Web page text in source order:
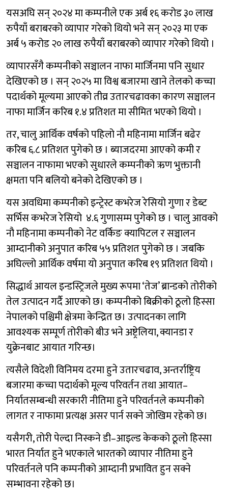
यसअघि सन् २०२४ मा कम्पनीले एक अर्ब १६ करोड ३० लाख
रुपैयाँ बराबरको व्यापार गरेको थियो भने सन् २०२३ मा एक
अर्ब ५ करोड २० लाख रुपैयाँ बराबरको व्यापार गरेको थियो ।
व्यापारसँगै कम्पनीको सञ्चालन नाफा मार्जिनमा पनि सुधार
देखिएको छ । सन् २०२५ मा विश्व बजारमा खाने तेलको कच्चा
पदार्थको मूल्यमा आएको तीव्र उतारचढावका कारण सञ्चालन
नाफा मार्जिन करिब १.४ प्रतिशत मा सीमित भएको थियो ।
तर, चालु आर्थिक वर्षको पहिलो नौ महिनामा मार्जिन बढेर
करिब ६.८ प्रतिशत पुगेको छ । ब्याजदरमा आएको कमी र
सञ्चालन नाफामा भएको सुधारले कम्पनीको ऋण भुक्तानी
क्षमता पनि बलियो बनेको देखिएको छ ।
यस अवधिमा कम्पनीको इन्ट्रेस्ट कभरेज रेसियो गुणा र डेब्ट
सर्भिस कभरेज रेसियो ४.६ गुणासम्म पुगेको छ । चालु आवको
नौ महिनामा कम्पनीको नेट वर्किङ क्यापिटल र सञ्चालन
आम्दानीको अनुपात करिब ५५ प्रतिशत पुगेको छ । जबकि
अघिल्लो आर्थिक वर्षमा यो अनुपात करिब १९ प्रतिशत थियो ।
सिद्धार्थ आयल इन्डस्ट्रिजले मुख्य रूपमा ‘तेज’ ब्रान्डको तोरीको
तेल उत्पादन गर्दै आएको छ। कम्पनीको बिक्रीको ठूलो हिस्सा
नेपालको पश्चिमी क्षेत्रमा केन्द्रित छ। उत्पादनका लागि
आवश्यक सम्पूर्ण तोरीको बीउ भने अष्ट्रेलिया, क्यानडा र
युक्रेनबाट आयात गरिन्छ।
त्यसैले विदेशी विनिमय दरमा हुने उतारचढाव, अन्तर्राष्ट्रिय
बजारमा कच्चा पदार्थको मूल्य परिवर्तन तथा आयात–
निर्यातसम्बन्धी सरकारी नीतिमा हुने परिवर्तनले कम्पनीको
लागत र नाफामा प्रत्यक्ष असर पार्न सक्ने जोखिम रहेको छ।
यसैगरी, तोरी पेल्दा निस्कने डी–आइल्ड केकको ठूलो हिस्सा
भारत निर्यात हुने भएकाले भारतको व्यापार नीतिमा हुने
परिवर्तनले पनि कम्पनीको आम्दानी प्रभावित हुन सक्ने
सम्भावना रहेको छ।